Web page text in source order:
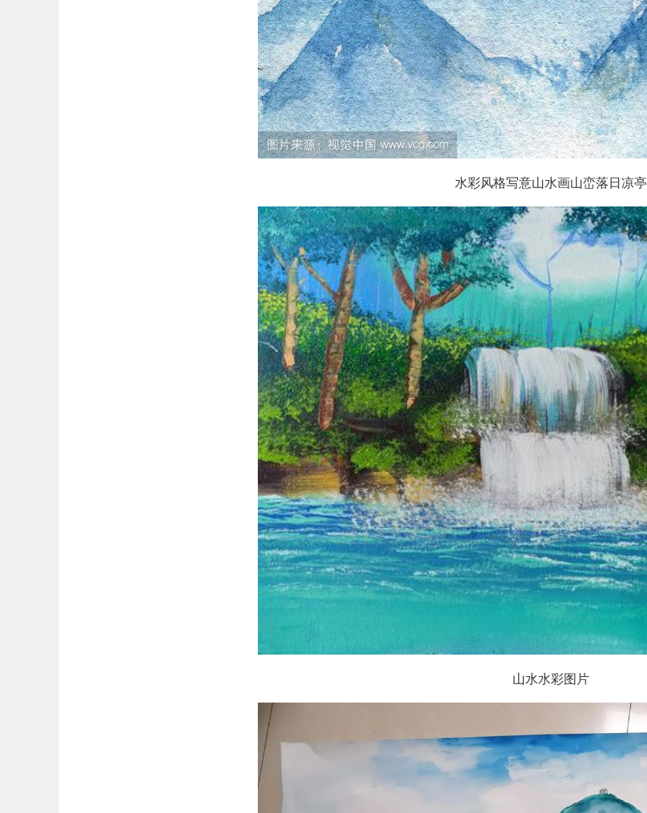
水彩风格写意山水画山峦落日凉亭
山水水彩图片